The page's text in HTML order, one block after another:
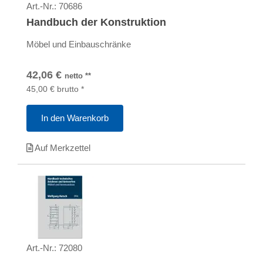
Art.-Nr.: 70686
Handbuch der Konstruktion
Möbel und Einbauschränke
42,06 € netto **
45,00 € brutto *
In den Warenkorb
Auf Merkzettel
Art.-Nr.: 72080